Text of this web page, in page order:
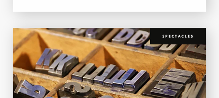
SPECTACLES